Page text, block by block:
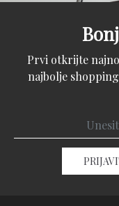
Prvi otkrijte
najbolje